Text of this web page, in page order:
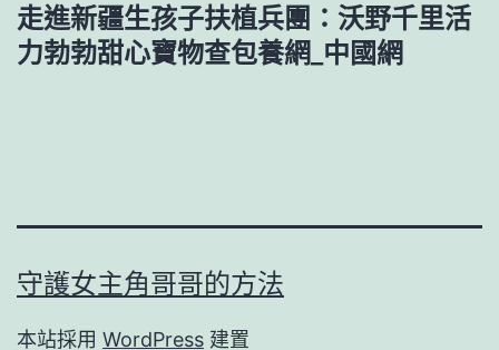
走進新疆生孩子扶植兵團：沃野千里活
力勃勃甜心寶物查包養網_中國網
守護女主角哥哥的方法
本站採用 WordPress 建置